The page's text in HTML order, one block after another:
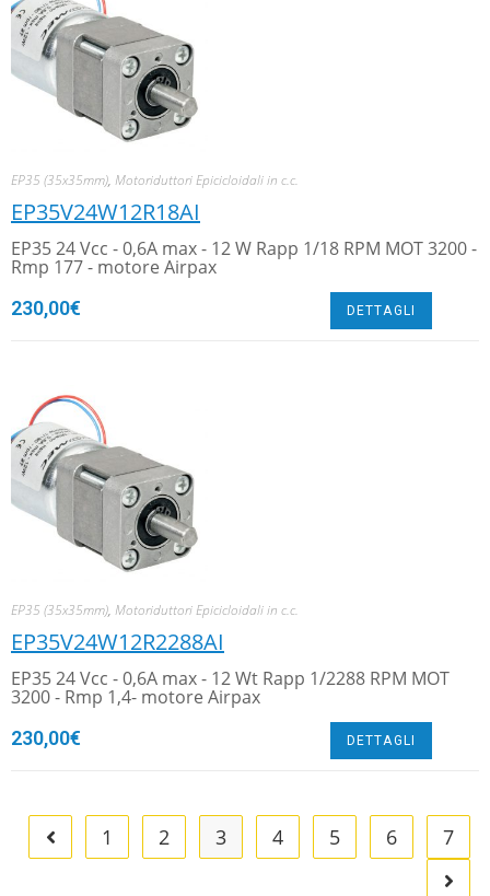
EP35 (35x35mm), Motoriduttori Epicicloidali in c.c.
EP35V24W12R18AI
EP35 24 Vcc - 0,6A max - 12 W Rapp 1/18 RPM MOT 3200 -
Rmp 177 - motore Airpax
230,00€ DETTAGLI
EP35 (35x35mm), Motoriduttori Epicicloidali in c.c.
EP35V24W12R2288AI
EP35 24 Vcc - 0,6A max - 12 Wt Rapp 1/2288 RPM MOT
3200 - Rmp 1,4- motore Airpax
230,00€ DETTAGLI
1 2 3 4 5 6 7